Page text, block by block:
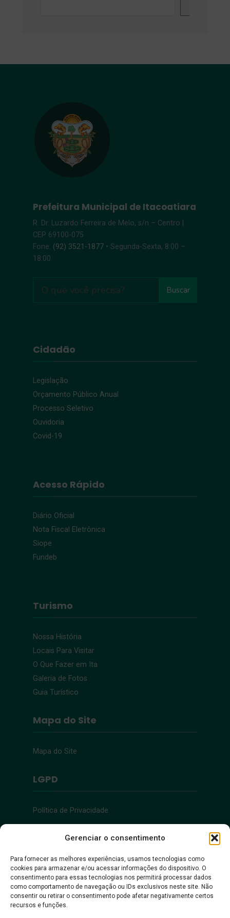
Gerenciar o consentimento
Para fornecer as melhores experiências, usamos tecnologias como
cookies para armazenar e/ou acessar informações do dispositivo. O
consentimento para essas tecnologias nos permitirá processar dados
como comportamento de navegação ou IDs exclusivos neste site. Não
consentir ou retirar o consentimento pode afetar negativamente certos
recursos e funções.
Prefeitura Municipal de Itacoatiara
R. Dr. Luzardo Ferreira de Melo, s/n – Centro |
CEP 69100-075
Fone: (92) 3521-1877 • Segunda-Sexta, 8:00 –
18:00
Buscar
Cidadão
Legislação
Orçamento Público Anual
Processo Seletivo
Ouvidoria
Covid-19
Acesso Rápido
Diário Oficial
Nota Fiscal Eletrônica
Siope
Fundeb
Turismo
Nossa História
Locais Para Visitar
O Que Fazer em Ita
Galeria de Fotos
Guia Turístico
Mapa do Site
Mapa do Site
LGPD
Política de Privacidade
Acessibilidade
Acessibilidade